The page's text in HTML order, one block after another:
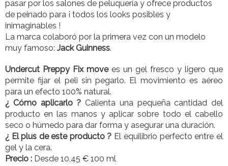
pasar por los salones de peluquería y ofrece productos
de peinado para ¡ todos los looks posibles y
inimaginables !
La marca colaboró por la primera vez con un modelo
muy famoso: Jack Guinness.
Undercut Preppy Fix movees un gel fresco y ligero que
permite fijar el peli sin pegarlo. El movimiento es aéreo
para un efecto 100% natural.
¿ Cómo aplicarlo ? Calienta una pequeña cantidad del
producto en las manos y aplicar sobre todo el cabello
seco o húmedo para dar forma y asegurar una duración.
¿ El plus de este producto ? El equilibrio perfecto entre el
gel y la cera.
Precio : Desde 10,45 € 100 ml